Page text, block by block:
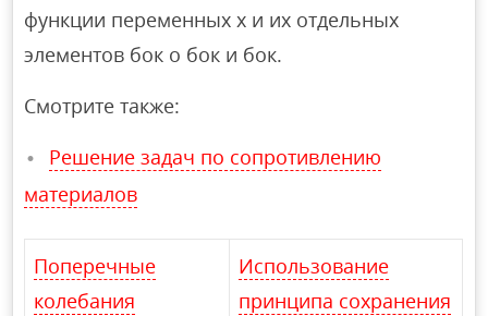
функции переменных x и их отдельных
элементов бок о бок и бок.
Смотрите также:
Решение задач по сопротивлению
материалов
Поперечные
колебания
Использование
принципа сохранения